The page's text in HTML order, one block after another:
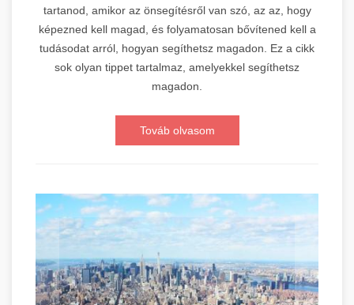
tartanod, amikor az önsegítésről van szó, az az, hogy
képezned kell magad, és folyamatosan bővítened kell a
tudásodat arról, hogyan segíthetsz magadon. Ez a cikk
sok olyan tippet tartalmaz, amelyekkel segíthetsz
magadon.
Továb olvasom